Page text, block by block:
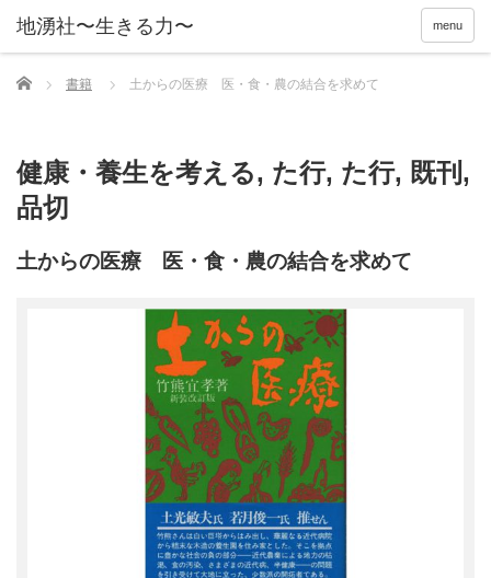
menu
Home 書籍 土からの医療 医・食・農の結合を求めて
健康・養生を考える, た行, た行, 既刊 ,
品切
土からの医療 医・食・農の結合を求めて